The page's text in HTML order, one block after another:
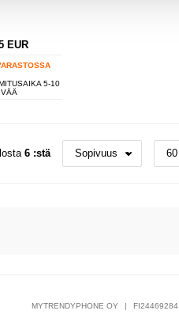
EUR
5-10
6 :stä
MYTRENDYPHONE OY | FI24469284